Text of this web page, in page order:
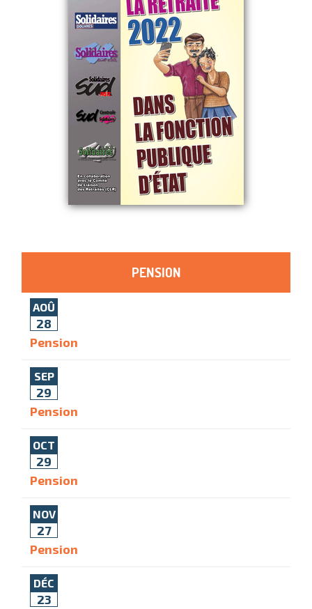
PENSION
AOÛ
28
Pension
SEP
29
Pension
OCT
29
Pension
NOV
27
Pension
DÉC
23